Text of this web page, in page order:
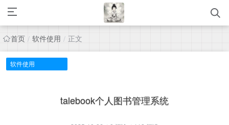
首页 / 软件使用 / 正文
软件使用
talebook个人图书管理系统